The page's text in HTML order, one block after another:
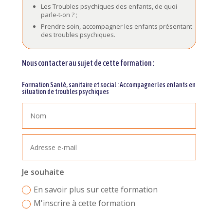
Les Troubles psychiques des enfants, de quoi
parle-t-on ? ;
Prendre soin, accompagner les enfants présentant
des troubles psychiques.
Nous contacter au sujet de cette formation :
Formation Santé, sanitaire et social : Accompagner les enfants en
situation de troubles psychiques
Je souhaite
En savoir plus sur cette formation
M'inscrire à cette formation